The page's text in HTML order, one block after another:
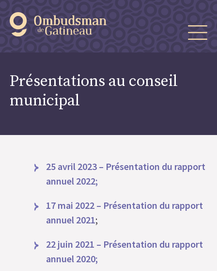
Présentations au conseil
municipal
25 avril 2023 – Présentation du rapport
annuel 2022;
17 mai 2022 – Présentation du rapport
annuel 2021;
22 juin 2021 – Présentation du rapport
annuel 2020;